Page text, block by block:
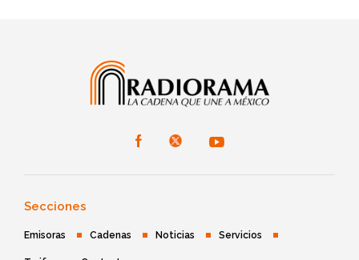
Secciones
Emisoras Cadenas Noticias Servicios